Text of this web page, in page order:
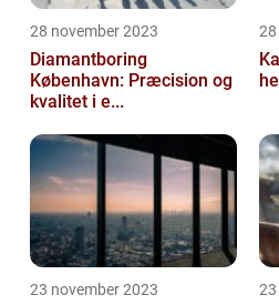
28 november 2023
Diamantboring
København: Præcision og
kvalitet i e...
28
23 november 2023 23